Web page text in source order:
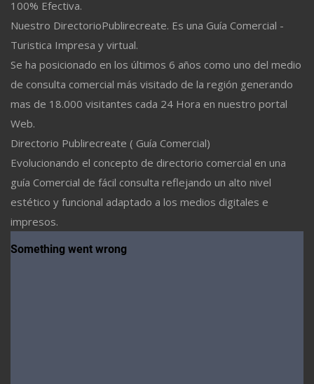
100% Efectiva.
Nuestro DirectorioPublirecreate. Es una Guía Comercial -
Turistica Impresa y virtual.
Se ha posicionado en los últimos 6 años como uno del medio
de consulta comercial más visitado de la región generando
mas de 18.000 visitantes cada 24 Hora en nuestro portal
Web.
Directorio Publirecreate ( Guía Comercial)
Evolucionando el concepto de directorio comercial en una
guía Comercial de fácil consulta reflejando un alto nivel
estético y funcional adaptado a los medios digitales e
impresos.